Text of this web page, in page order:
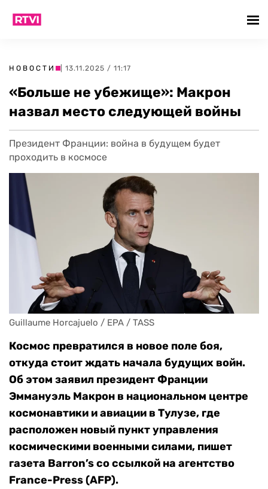
НОВОСТИ | 13.11.2025 / 11:17
«Больше не убежище»: Макрон
назвал место следующей войны
Президент Франции: война в будущем будет
проходить в космосе
Guillaume Horcajuelo / EPA / TASS
Космос превратился в новое поле боя,
откуда стоит ждать начала будущих войн.
Об этом заявил президент Франции
Эммануэль Макрон в национальном центре
космонавтики и авиации в Тулузе, где
расположен новый пункт управления
космическими военными силами, пишет
газета Barron’s со ссылкой на агентство
France-Press (AFP).